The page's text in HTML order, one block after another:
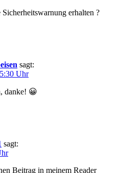
erhalten ?
sagt:
Uhr
danke! 😀
sagt:
Beitrag in meinem Reader